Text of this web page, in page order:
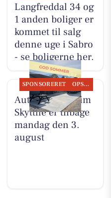
Langfreddal 34 og
1 anden boliger er
kommet til salg
denne uge i Sabro
- se boligerne her.
SPONSORERET OPSLAGSTAVLEN
Autotekniker Kim
Skytthe er tilbage
mandag den 3.
august